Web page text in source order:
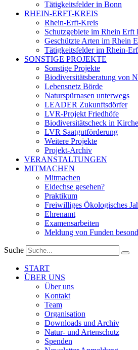
Tätigkeitsfelder in Bonn
RHEIN-ERFT-KREIS
Rhein-Erft-Kreis
Schutzgebiete im Rhein Erft
Geschützte Arten im Rhein
Tätigkeitsfelder im Rhein-
SONSTIGE PROJEKTE
Sonstige Projekte
Biodiversitätsberatung von
Lebensnetz Börde
Naturspürnasen unterwegs
LEADER Zukunftsdörfer
LVR-Projekt Friedhöfe
Biodiversitätscheck in
LVR Saatgutförderung
Weitere Projekte
Projekt-Archiv
VERANSTALTUNGEN
MITMACHEN
Mitmachen
Eidechse gesehen?
Praktikum
Freiwilliges Ökologisches
Ehrenamt
Examensarbeiten
Meldung von Funden
Suche
START
ÜBER UNS
Über uns
Kontakt
Team
Organisation
Downloads und Archiv
Natur- und Artenschutz
Spenden